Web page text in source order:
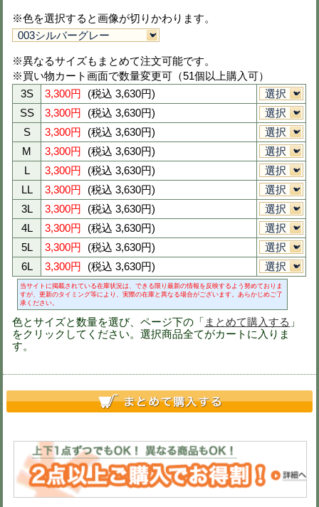
※買い物カート画面で数量変更可（51
3S 3,850円 (税込 4,235円)
SS 3,850円 (税込 4,235円)
S 3,850円 (税込 4,235円)
M 3,850円 (税込 4,235円)
L
3,850円 (税込 4,235円)
LL
3,850円 (税込 4,235円)
3L
3,850円 (税込 4,235円)
4L 3,850円 (税込 4,235円)
5L 3,850円 (税込 4,235円)
6L 3,850円 (税込 4,235円)
当サイトに掲載されている在庫状況は、できる限り最新の情報
さい。